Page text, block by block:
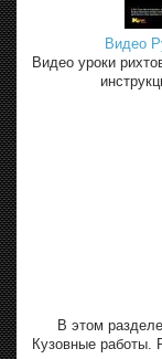
Видео
Видео уроки
В этом
Кузовные работы.